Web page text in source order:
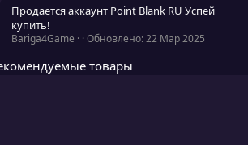
в
Продается аккаунт Point Blank RU Успей
купить!
Bariga4Game
0
0
0
Обновлено:22 Мар 2025
товары